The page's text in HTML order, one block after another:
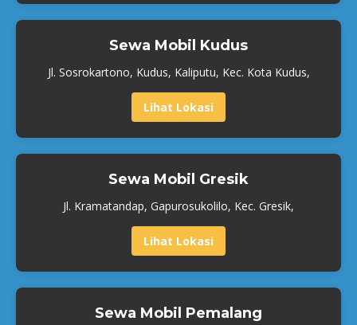
Sewa Mobil Kudus
Jl. Sosrokartono, Kudus, Kaliputu, Kec. Kota Kudus,
Lihat Lokasi
Sewa Mobil Gresik
Jl. Kramatandap, Gapurosukolilo, Kec. Gresik,
Lihat Lokasi
Sewa Mobil Pemalang